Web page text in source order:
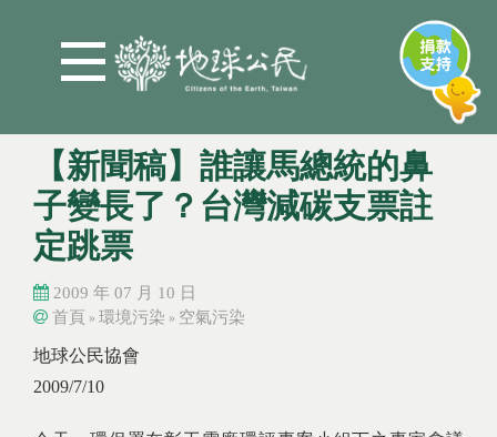
【新聞稿】誰讓馬總統的鼻
子變長了？台灣減碳支票註
定跳票
2009 年 07 月 10 日
您在這裡
首頁 » 環境污染 » 空氣污染
您在這裡
地球公民協會
2009/7/10